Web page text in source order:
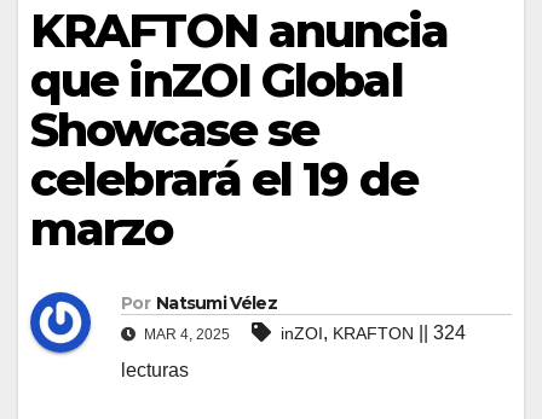
KRAFTON anuncia
que inZOI Global
Showcase se
celebrará el 19 de
marzo
Por Natsumi Vélez
MAR 4, 2025 inZOI, KRAFTON
|| 324
lecturas